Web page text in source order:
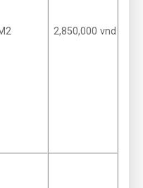
2,850,000 vnd